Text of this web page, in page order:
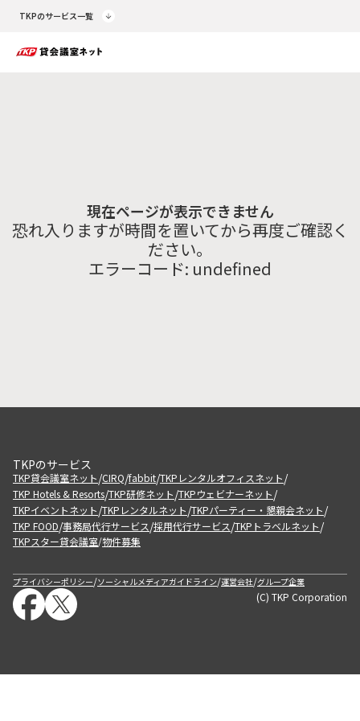
TKPのサービス一覧
現在ページが表示できません
恐れ入りますが時間を置いてから再度ご確認く
ださい。
エラーコード: undefined
TKPのサービス
TKP貸会議室ネット/CIRQ/fabbit/TKPレンタルオフィスネット/
TKP Hotels & Resorts/TKP研修ネット/TKPウェビナーネット/
TKPイベントネット/TKPレンタルネット/TKPパーティー・懇親会ネット/
TKP FOOD/事務局代行サービス/採用代行サービス/TKPトラベルネット/
TKPスター貸会議室/物件募集
プライバシーポリシー/ソーシャルメディアガイドライン/運営会社/グループ企業
(C) TKP Corporation